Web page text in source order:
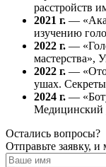
расстройств
2021 г. —
изучению
2022 г. —
мастерства»,
2022 г. —
ушах. Секреты
2024 г. —
Медицинский
Остались вопросы?
Отправьте заявку,